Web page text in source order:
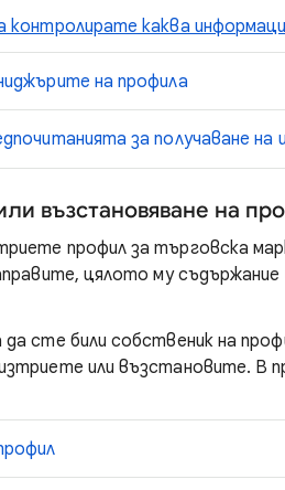
контролирате каква
на профила
за получаване на
възстановяване на
профил за търговска
цялото му
да сте били собственик на
или възстановите. В